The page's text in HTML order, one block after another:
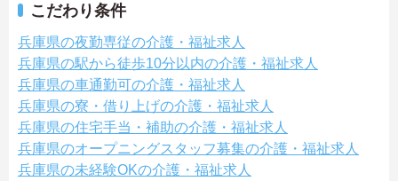
こだわり条件
兵庫県の夜勤専従の介護・福祉求人
兵庫県の駅から徒歩10分以内の介護・福祉求人
兵庫県の車通勤可の介護・福祉求人
兵庫県の寮・借り上げの介護・福祉求人
兵庫県の住宅手当・補助の介護・福祉求人
兵庫県のオープニングスタッフ募集の介護・福祉求人
兵庫県の未経験OKの介護・福祉求人